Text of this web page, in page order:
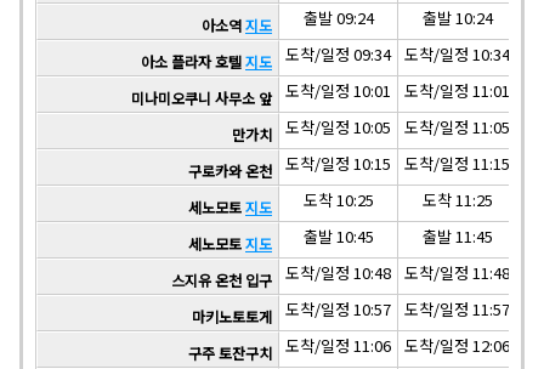
아소역지도 출발 09:24 출발 10:24
아소 플라자 호텔지도 도착/일정 09:34 도착/일정 10:34
미나미오쿠니 사무소 앞 도착/일정 10:01 도착/일정 11:01
만가치 도착/일정 10:05 도착/일정 11:05
구로카와 온천 도착/일정 10:15 도착/일정 11:15
세노모토지도 도착 10:25 도착 11:25
세노모토지도 출발 10:45 출발 11:45
스지유 온천 입구 도착/일정 10:48 도착/일정 11:48
마키노토토게 도착/일정 10:57 도착/일정 11:57
구주 토잔구치 도착/일정 11:06 도착/일정 12:06